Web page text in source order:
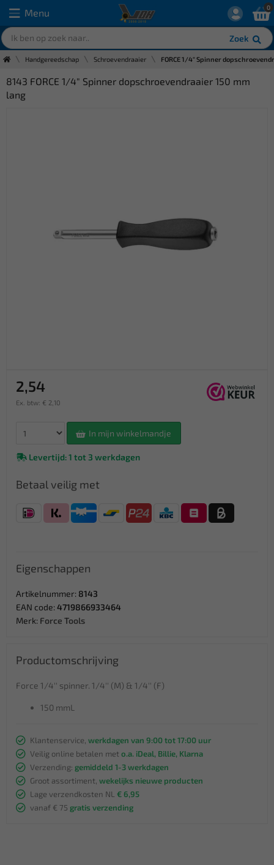
Menu
Zoek
0
Handgereedschap Schroevendraaier FORCE 1/4" Spinner
8143 FORCE 1/4" Spinner dopschroevendraaier 150 mm
lang
2,54
Ex. btw: € 2,10
In mijn winkelmandje
Levertijd: 1 tot 3 werkdagen
Betaal veilig met
Eigenschappen
Artikelnummer: 8143
EAN code: 4719866933464
Merk: Force Tools
Productomschrijving
Force 1/4'' spinner. 1/4'' (M) & 1/4'' (F)
150 mmL
Klantenservice, werkdagen van 9:00 tot 17:00 uur
Veilig online betalen met o.a. iDeal, Billie, Klarna
Verzending: gemiddeld 1-3 werkdagen
Groot assortiment, wekelijks nieuwe producten
Lage verzendkosten NL € 6,95
vanaf € 75 gratis verzending